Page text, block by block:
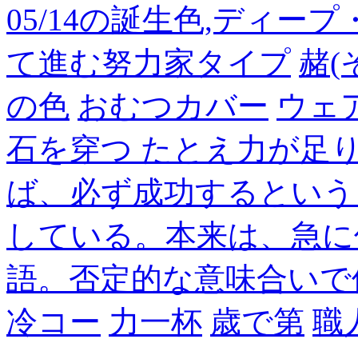
05/14の誕生色,ディー
て進む努力家タイプ 赭(
の色 おむつカバー ウェ
石を穿つ たとえ力が足
ば、必ず成功するとい
している。本来は、急
語。否定的な意味合い
冷コー 力一杯 歳で第 職